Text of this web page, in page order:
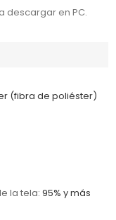
descargar en PC.
(fibra de poliéster)
la tela: 95% y más